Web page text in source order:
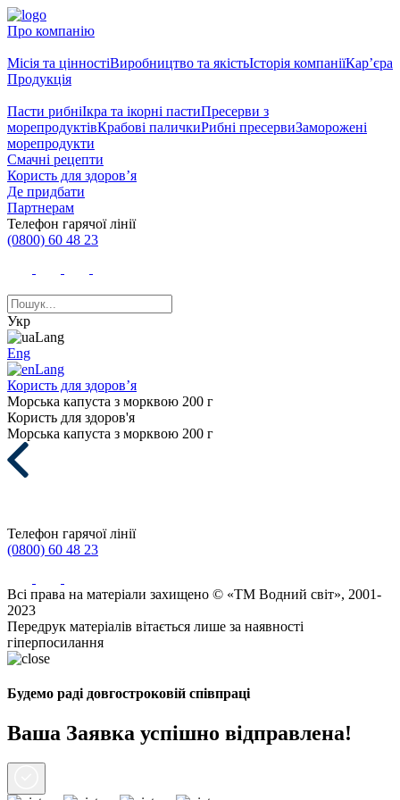
Про компанію
Місія та цінностіВиробництво та якістьІсторія компаніїКар’єра
Продукція
Пасти рибніІкра та ікорні пастиПресерви з
морепродуктівКрабові паличкиРибні пресервиЗаморожені
морепродукти
Смачні рецепти
Користь для здоров’я
Де придбати
Партнерам
Телефон гарячої лінії
(0800) 60 48 23
Укр
Eng
Користь для здоров’я
Морська капуста з морквою 200 г
Користь для здоров'я
Морська капуста з морквою 200 г
Телефон гарячої лінії
(0800) 60 48 23
Всі права на матеріали захищено © «ТМ Водний світ», 2001-
2023
Передрук матеріалів вітається лише за наявності
гіперпосилання
Будемо раді довгостроковій співпраці
Ваша Заявка успішно відправлена!